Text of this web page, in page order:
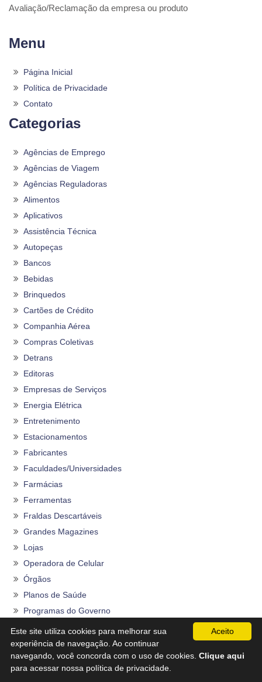
Avaliação/Reclamação da empresa ou produto
Menu
Página Inicial
Política de Privacidade
Contato
Categorias
Agências de Emprego
Agências de Viagem
Agências Reguladoras
Alimentos
Aplicativos
Assistência Técnica
Autopeças
Bancos
Bebidas
Brinquedos
Cartões de Crédito
Companhia Aérea
Compras Coletivas
Detrans
Editoras
Empresas de Serviços
Energia Elétrica
Entretenimento
Estacionamentos
Fabricantes
Faculdades/Universidades
Farmácias
Ferramentas
Fraldas Descartáveis
Grandes Magazines
Lojas
Operadora de Celular
Órgãos
Planos de Saúde
Programas do Governo
Rações
Restaurantes
Seguros
Sem categoria
Aceito
Este site utiliza cookies para melhorar sua
experiência de navegação. Ao continuar
navegando, você concorda com o uso de cookies. Clique aqui
para acessar nossa política de privacidade.